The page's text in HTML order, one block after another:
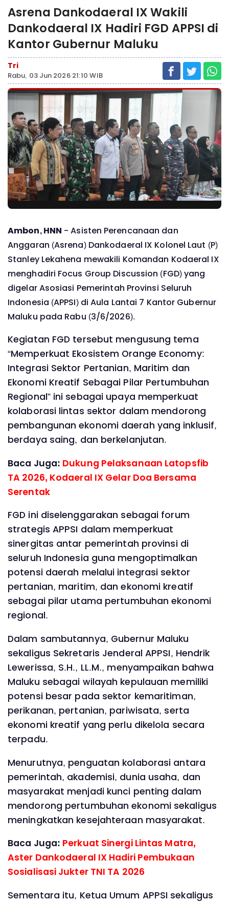
Asrena Dankodaeral IX Wakili
Dankodaeral IX Hadiri FGD APPSI di
Kantor Gubernur Maluku
Tri
Rabu, 03 Jun 2026 21:10 WIB
Ambon, HNN - Asisten Perencanaan dan
Anggaran (Asrena) Dankodaeral IX Kolonel Laut (P)
Stanley Lekahena mewakili Komandan Kodaeral IX
menghadiri Focus Group Discussion (FGD) yang
digelar Asosiasi Pemerintah Provinsi Seluruh
Indonesia (APPSI) di Aula Lantai 7 Kantor Gubernur
Maluku pada Rabu (3/6/2026).
Kegiatan FGD tersebut mengusung tema
“Memperkuat Ekosistem Orange Economy:
Integrasi Sektor Pertanian, Maritim dan
Ekonomi Kreatif Sebagai Pilar Pertumbuhan
Regional” ini sebagai upaya memperkuat
kolaborasi lintas sektor dalam mendorong
pembangunan ekonomi daerah yang inklusif,
berdaya saing, dan berkelanjutan.
Baca Juga: Dukung Pelaksanaan Latopsfib
TA 2026, Kodaeral IX Gelar Doa Bersama
Serentak
FGD ini diselenggarakan sebagai forum
strategis APPSI dalam memperkuat
sinergitas antar pemerintah provinsi di
seluruh Indonesia guna mengoptimalkan
potensi daerah melalui integrasi sektor
pertanian, maritim, dan ekonomi kreatif
sebagai pilar utama pertumbuhan ekonomi
regional.
Dalam sambutannya, Gubernur Maluku
sekaligus Sekretaris Jenderal APPSI, Hendrik
Lewerissa, S.H., LL.M., menyampaikan bahwa
Maluku sebagai wilayah kepulauan memiliki
potensi besar pada sektor kemaritiman,
perikanan, pertanian, pariwisata, serta
ekonomi kreatif yang perlu dikelola secara
terpadu.
Menurutnya, penguatan kolaborasi antara
pemerintah, akademisi, dunia usaha, dan
masyarakat menjadi kunci penting dalam
mendorong pertumbuhan ekonomi sekaligus
meningkatkan kesejahteraan masyarakat.
Baca Juga: Perkuat Sinergi Lintas Matra,
Aster Dankodaeral IX Hadiri Pembukaan
Sosialisasi Jukter TNI TA 2026
Sementara itu, Ketua Umum APPSI sekaligus